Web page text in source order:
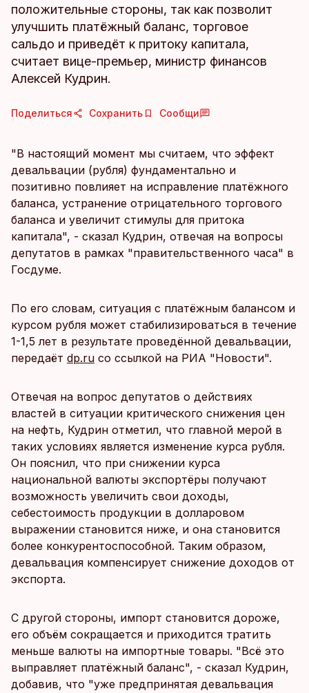
положительные стороны, так как позволит
улучшить платёжный баланс, торговое
сальдо и приведёт к притоку капитала,
считает вице-премьер, министр финансов
Алексей Кудрин.
Поделиться Сохранить Сообщи
"В настоящий момент мы считаем, что эффект
девальвации (рубля) фундаментально и
позитивно повлияет на исправление платёжного
баланса, устранение отрицательного торгового
баланса и увеличит стимулы для притока
капитала", - сказал Кудрин, отвечая на вопросы
депутатов в рамках "правительственного часа" в
Госдуме.
По его словам, ситуация с платёжным балансом и
курсом рубля может стабилизироваться в течение
1-1,5 лет в результате проведённой девальвации,
передаёт dp.ru со ссылкой на РИА "Новости".
Отвечая на вопрос депутатов о действиях
властей в ситуации критического снижения цен
на нефть, Кудрин отметил, что главной мерой в
таких условиях является изменение курса рубля.
Он пояснил, что при снижении курса
национальной валюты экспортёры получают
возможность увеличить свои доходы,
себестоимость продукции в долларовом
выражении становится ниже, и она становится
более конкурентоспособной. Таким образом,
девальвация компенсирует снижение доходов от
экспорта.
С другой стороны, импорт становится дороже,
его объём сокращается и приходится тратить
меньше валюты на импортные товары. "Всё это
выправляет платёжный баланс", - сказал Кудрин,
добавив, что "уже предпринятая девальвация